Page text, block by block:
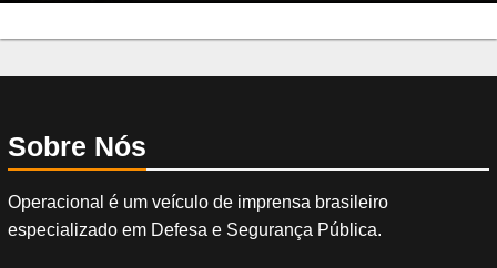
Sobre Nós
Operacional é um veículo de imprensa brasileiro
especializado em Defesa e Segurança Pública.